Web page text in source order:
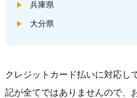
兵庫県
大分県
クレジットカード払いに対応し
記が全てではありませんので、